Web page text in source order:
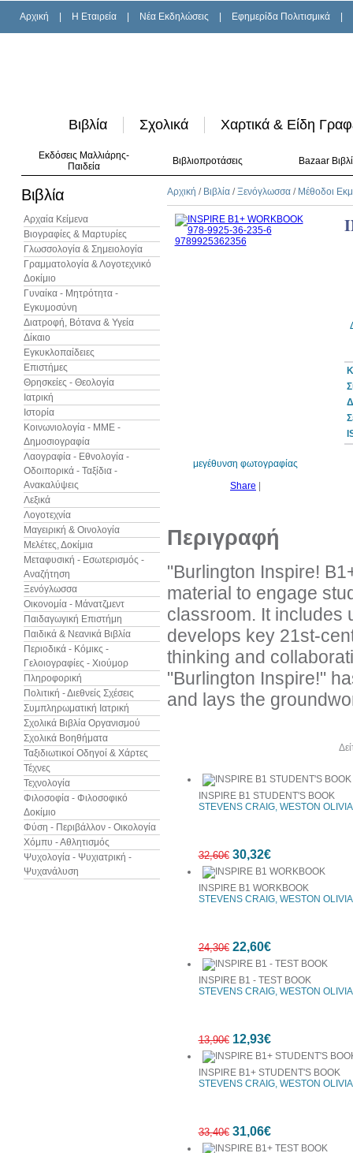
Αρχική H Εταιρεία Νέα Εκδηλώσεις Εφημερίδα Πολιτισμικά
Βιβλία Σχολικά Χαρτικά & Είδη
Εκδόσεις Μαλλιάρης-
Παιδεία
Βιβλιοπροτάσεις Bazaar
Βιβλία
Αρχαία Κείμενα
Βιογραφίες & Μαρτυρίες
Γλωσσολογία & Σημειολογία
Γραμματολογία & Λογοτεχνικό
Δοκίμιο
Γυναίκα - Μητρότητα -
Εγκυμοσύνη
Διατροφή, Βότανα & Υγεία
Δίκαιο
Εγκυκλοπαίδειες
Επιστήμες
Θρησκείες - Θεολογία
Ιατρική
Ιστορία
Κοινωνιολογία - ΜΜΕ -
Δημοσιογραφία
Λαογραφία - Εθνολογία -
Οδοιπορικά - Ταξίδια -
Ανακαλύψεις
Λεξικά
Λογοτεχνία
Μαγειρική & Οινολογία
Μελέτες, Δοκίμια
Μεταφυσική - Εσωτερισμός -
Αναζήτηση
Ξενόγλωσσα
Οικονομία - Μάνατζμεντ
Παιδαγωγική Επιστήμη
Παιδικά & Νεανικά Βιβλία
Περιοδικά - Κόμικς -
Γελοιογραφίες - Χιούμορ
Πληροφορική
Πολιτική - Διεθνείς Σχέσεις
Συμπληρωματική Ιατρική
Σχολικά Βιβλία Οργανισμού
Σχολικά Βοηθήματα
Ταξιδιωτικοί Οδηγοί & Χάρτες
Τέχνες
Τεχνολογία
Φιλοσοφία - Φιλοσοφικό
Δοκίμιο
Φύση - Περιβάλλον - Οικολογία
Χόμπυ - Αθλητισμός
Ψυχολογία - Ψυχιατρική -
Ψυχανάλυση
Αρχική / Βιβλία /Ξενόγλωσσα / Μέθοδοι
μεγέθυνση φωτογραφίας
Share
Περιγραφή
"Burlington Inspire!
material to engage
classroom. It includes
develops key 21st-
thinking and
"Burlington Inspire!"
and lays the
INSPIRE B1 STUDENT'S BOOK
STEVENS CRAIG, WESTON OLIVIA
32,60€ 30,32€
INSPIRE B1 WORKBOOK
STEVENS CRAIG, WESTON OLIVIA
24,30€ 22,60€
INSPIRE B1 - TEST BOOK
STEVENS CRAIG, WESTON OLIVIA
13,90€ 12,93€
INSPIRE B1+ STUDENT'S BOOK
STEVENS CRAIG, WESTON OLIVIA
33,40€ 31,06€